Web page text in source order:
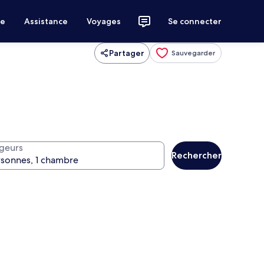
Assistance Voyages Se connecter
Partager Sauvegarder
Rechercher